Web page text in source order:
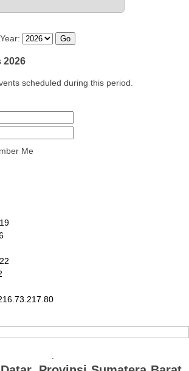
Year:
2026
scheduled during this period.
Me